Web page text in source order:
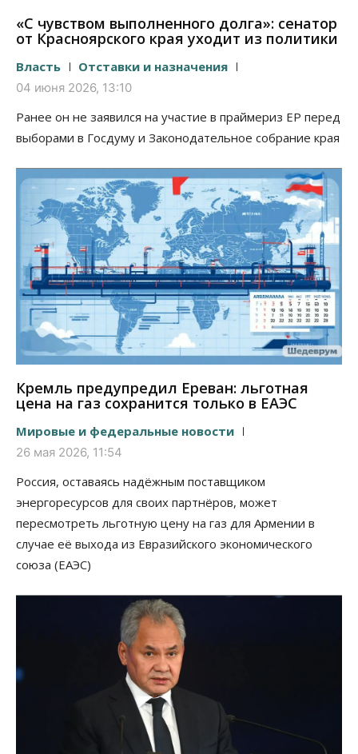
«С чувством выполненного долга»: сенатор
от Красноярского края уходит из политики
Власть Отставки и назначения
04 июня 2026, 13:10
Ранее он не заявился на участие в праймериз ЕР перед
выборами в Госдуму и Законодательное собрание края
Кремль предупредил Ереван: льготная
цена на газ сохранится только в ЕАЭС
Мировые и федеральные новости
26 мая 2026, 11:54
Россия, оставаясь надёжным поставщиком
энергоресурсов для своих партнёров, может
пересмотреть льготную цену на газ для Армении в
случае её выхода из Евразийского экономического
союза (ЕАЭС)